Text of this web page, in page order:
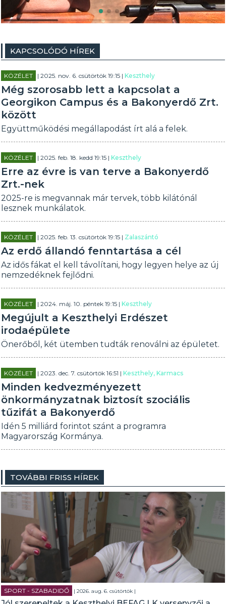
KAPCSOLÓDÓ HÍREK
KÖZÉLET | 2025. nov. 6. csütörtök 19:15 |Keszthely
Még szorosabb lett a kapcsolat a
Georgikon Campus és a Bakonyerdő Zrt.
között
Együttműködési megállapodást írt alá a felek.
KÖZÉLET | 2025. feb. 18. kedd 19:15 |Keszthely
Erre az évre is van terve a Bakonyerdő
Zrt.-nek
2025-re is megvannak már tervek, több kilátónál
lesznek munkálatok.
KÖZÉLET | 2025. feb. 13. csütörtök 19:15 | Zalaszántó
Az erdő állandó fenntartása a cél
Az idős fákat el kell távolítani, hogy legyen helye az új
nemzedéknek fejlődni.
KÖZÉLET | 2024. máj. 10. péntek 19:15 |Keszthely
Megújult a Keszthelyi Erdészet
irodaépülete
Önerőből, két ütemben tudták renoválni az épületet.
KÖZÉLET | 2023. dec. 7. csütörtök 16:51 |Keszthely, Karmacs
Minden kedvezményezett
önkormányzatnak biztosít szociális
tűzifát a Bakonyerdő
Idén 5 milliárd forintot szánt a programra
Magyarország Kormánya.
TOVÁBBI FRISS HÍREK
SPORT - SZABADIDŐ | 2026. aug. 6. csütörtök |